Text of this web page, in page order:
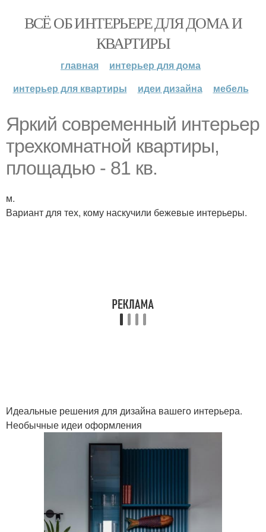
ВСЁ ОБ ИНТЕРЬЕРЕ ДЛЯ ДОМА И
КВАРТИРЫ
главная
интерьер для дома
интерьер для квартиры
идеи дизайна мебель
Яркий современный интерьер
трехкомнатной квартиры,
площадью - 81 кв.
м.
Вариант для тех, кому наскучили бежевые интерьеры.
Идеальные решения для дизайна вашего интерьера.
Необычные идеи оформления